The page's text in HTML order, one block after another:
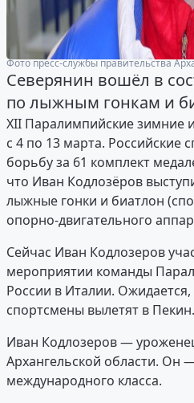
Фото пресс-службы правительства
Северянин вошёл в
по лыжным гонкам и
XII Паралимпийские зимние
с 4 по 13 марта. Российские
борьбу за 61 комплект
что Иван Кодлозёров
лыжные гонки и биатлон
опорно-двигательного
Сейчас Иван Кодлозеров
мероприятии команды
России в Италии.
спортсмены вылетят в Пекин.
Иван Кодлозеров —
Архангельской области. Он
международного класса.